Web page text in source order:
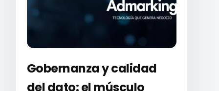
Gobernanza y calidad
del dato: el músculo